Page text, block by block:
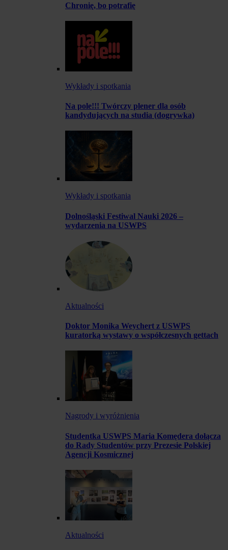
Chronię, bo potrafię
Wykłady i spotkania
Na pole!!! Twórczy plener dla osób
kandydujących na studia (dogrywka)
Wykłady i spotkania
Dolnośląski Festiwal Nauki 2026 –
wydarzenia na USWPS
Aktualności
Doktor Monika Weychert z USWPS
kuratorką wystawy o współczesnych gettach
Nagrody i wyróżnienia
Studentka USWPS Maria Komędera dołącza
do Rady Studentów przy Prezesie Polskiej
Agencji Kosmicznej
Aktualności